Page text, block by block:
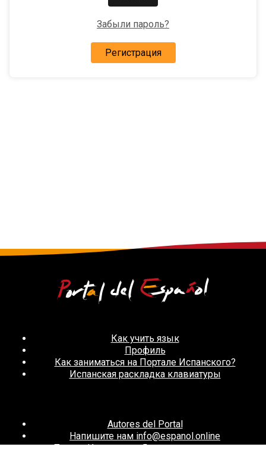
Забыли пароль?
Регистрация
Как учить язык
Профиль
Как заниматься на Портале Испанского?
Испанская раскладка клавиатуры
Autores del Portal
Напишите нам info@espanol.online
Портал Испанского Языка: старая версия